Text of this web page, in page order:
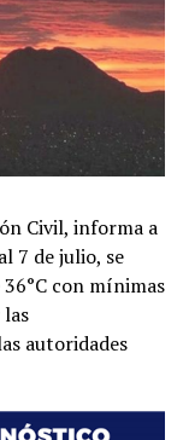
Civil, informa a
7 de julio, se
con mínimas
autoridades